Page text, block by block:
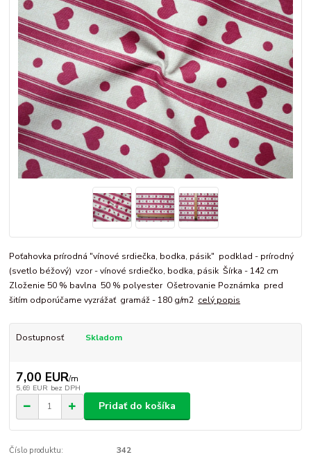
Poťahovka prírodná "vínové srdiečka, bodka, pásik" podklad - prírodný
(svetlo béžový) vzor - vínové srdiečko, bodka, pásik Šírka - 142 cm
Zloženie 50 % bavlna 50 % polyester Ošetrovanie Poznámka pred
šitím odporúčame vyzrážať gramáž - 180 g/m2 celý popis
Dostupnosť Skladom
7,00 EUR/m
5,69 EUR bez DPH
Pridať do košíka
Číslo produktu: 342